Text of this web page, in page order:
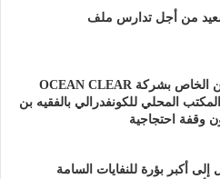
من أجل تدارس ملف
حراس الأمن الخاص بشركة OCEAN CLEAR
المحلي للكونفدرالي بالفقيه بن
وقفة احتجاجية
إلى أكبر بؤرة للنفايات السامة